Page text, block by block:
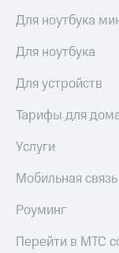
Для ноутбука
Для ноутбука
Для устройств
Тарифы для
Услуги
Мобильная связь
Роуминг
Перейти в МТС